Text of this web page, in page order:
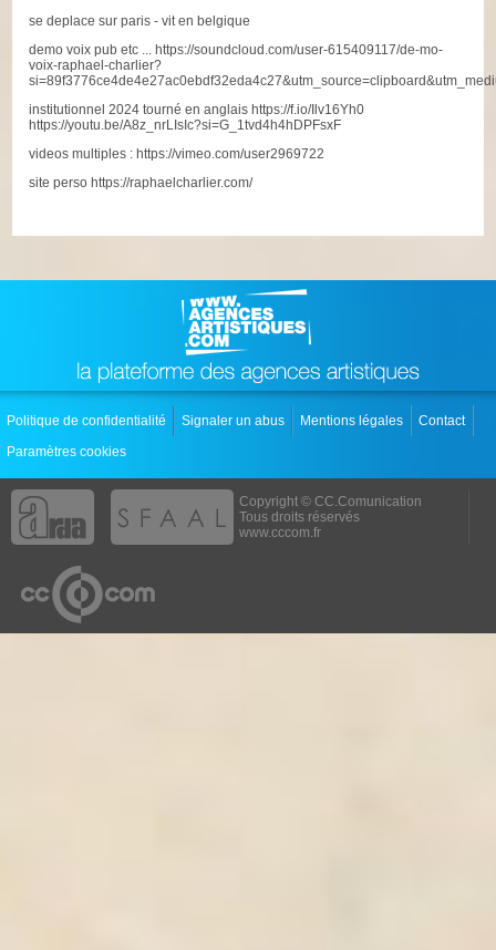
se deplace sur paris - vit en belgique
demo voix pub etc ... https://soundcloud.com/user-615409117/de-mo-
voix-raphael-charlier?
institutionnel 2024 tourné en anglais https://f.io/Ilv16Yh0
https://youtu.be/A8z_nrLIsIc?si=G_1tvd4h4hDPFsxF
videos multiples : https://vimeo.com/user2969722
site perso https://raphaelcharlier.com/
Politique de confidentialité Signaler un abus Mentions légales
Contact
Paramètres cookies
Copyright © CC.Comunication
Tous droits réservés
www.cccom.fr